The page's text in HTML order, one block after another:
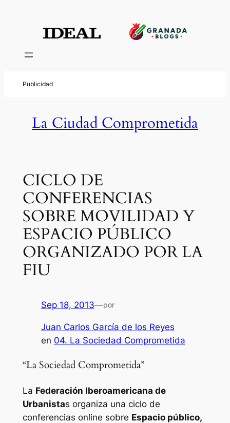
La Ciudad Comprometida
CICLO DE
CONFERENCIAS
SOBRE MOVILIDAD Y
ESPACIO PÚBLICO
ORGANIZADO POR LA
FIU
Sep 18, 2013—por
Juan Carlos García de los Reyes
en 04. La Sociedad Comprometida
“La Sociedad Comprometida”
La Federación Iberoamericana de
Urbanistas organiza una ciclo de
conferencias online sobre Espacio público,